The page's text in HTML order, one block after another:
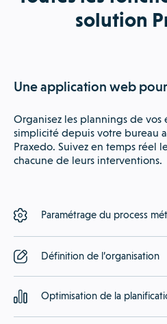
solution
Une application web
Organisez les plannings de
simplicité depuis votre bureau
Praxedo. Suivez en temps réel
chacune de leurs interventions.
Paramétrage du process
Définition de l’organisation
Optimisation de la